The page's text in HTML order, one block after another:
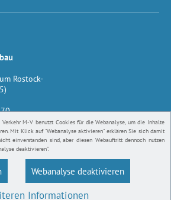
Verkehr M-V benutzt Cookies für die Webanalyse, um die Inhalte
Mit Klick auf "Webanalyse aktivieren" erklären Sie sich damit
einverstanden sind, aber diesen Webauftritt dennoch nutzen
deaktivieren".
Webanalyse deaktivieren
Informationen
Rostock-